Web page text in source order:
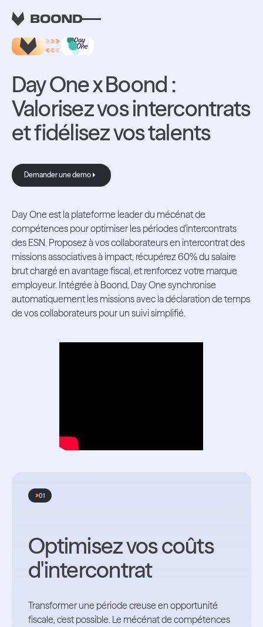
RETOUR AUX INTEGRATIONS
Day One x Boond :
Valorisez vos intercontrats
et fidélisez vos talents
Demander une demo
Demander une demo
Day One est la plateforme leader du mécénat de
compétences pour optimiser les périodes d'intercontrats
des ESN. Proposez à vos collaborateurs en intercontrat des
missions associatives à impact, récupérez 60% du salaire
brut chargé en avantage fiscal, et renforcez votre marque
employeur. Intégrée à Boond, Day One synchronise
automatiquement les missions avec la déclaration de temps
de vos collaborateurs pour un suivi simplifié.
01
Optimisez vos coûts
d'intercontrat
Transformer une période creuse en opportunité
fiscale, c'est possible. Le mécénat de compétences